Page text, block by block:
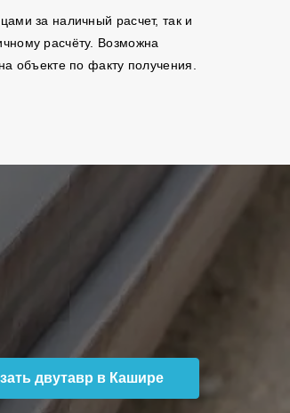
за наличный расчет, так и
расчёту. Возможна
объекте по факту получения.
двутавр в Кашире